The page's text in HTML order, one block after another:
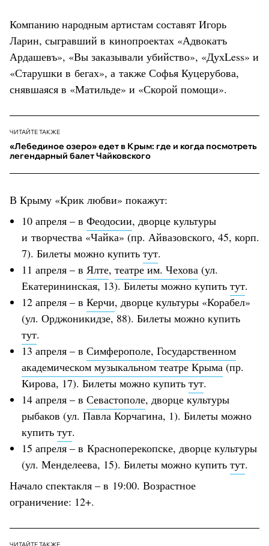
Компанию народным артистам составят Игорь
Ларин, сыгравший в кинопроектах «Адвокатъ
Ардашевъ», «Вы заказывали убийство», «ДухLess» и
«Старушки в бегах», а также Софья Куцерубова,
снявшаяся в «Матильде» и «Скорой помощи».
ЧИТАЙТЕ ТАКЖЕ
«Лебединое озеро» едет в Крым: где и когда посмотреть
легендарный балет Чайковского
В Крыму «Крик любви» покажут:
10 апреля – в Феодосии, дворце культуры
и творчества «Чайка» (пр. Айвазовского, 45, корп.
7). Билеты можно купить тут.
11 апреля – в Ялте, театре им. Чехова (ул.
Екатерининская, 13). Билеты можно купить тут.
12 апреля – в Керчи, дворце культуры «Корабел»
(ул. Орджоникидзе, 88). Билеты можно купить
тут.
13 апреля – в Симферополе, Государственном
академическом музыкальном театре Крыма (пр.
Кирова, 17). Билеты можно купить тут.
14 апреля – в Севастополе, дворце культуры
рыбаков (ул. Павла Корчагина, 1). Билеты можно
купить тут.
15 апреля – в Красноперекопске, дворце культуры
(ул. Менделеева, 15). Билеты можно купить тут.
Начало спектакля – в 19:00. Возрастное
ограничение: 12+.
ЧИТАЙТЕ ТАКЖЕ